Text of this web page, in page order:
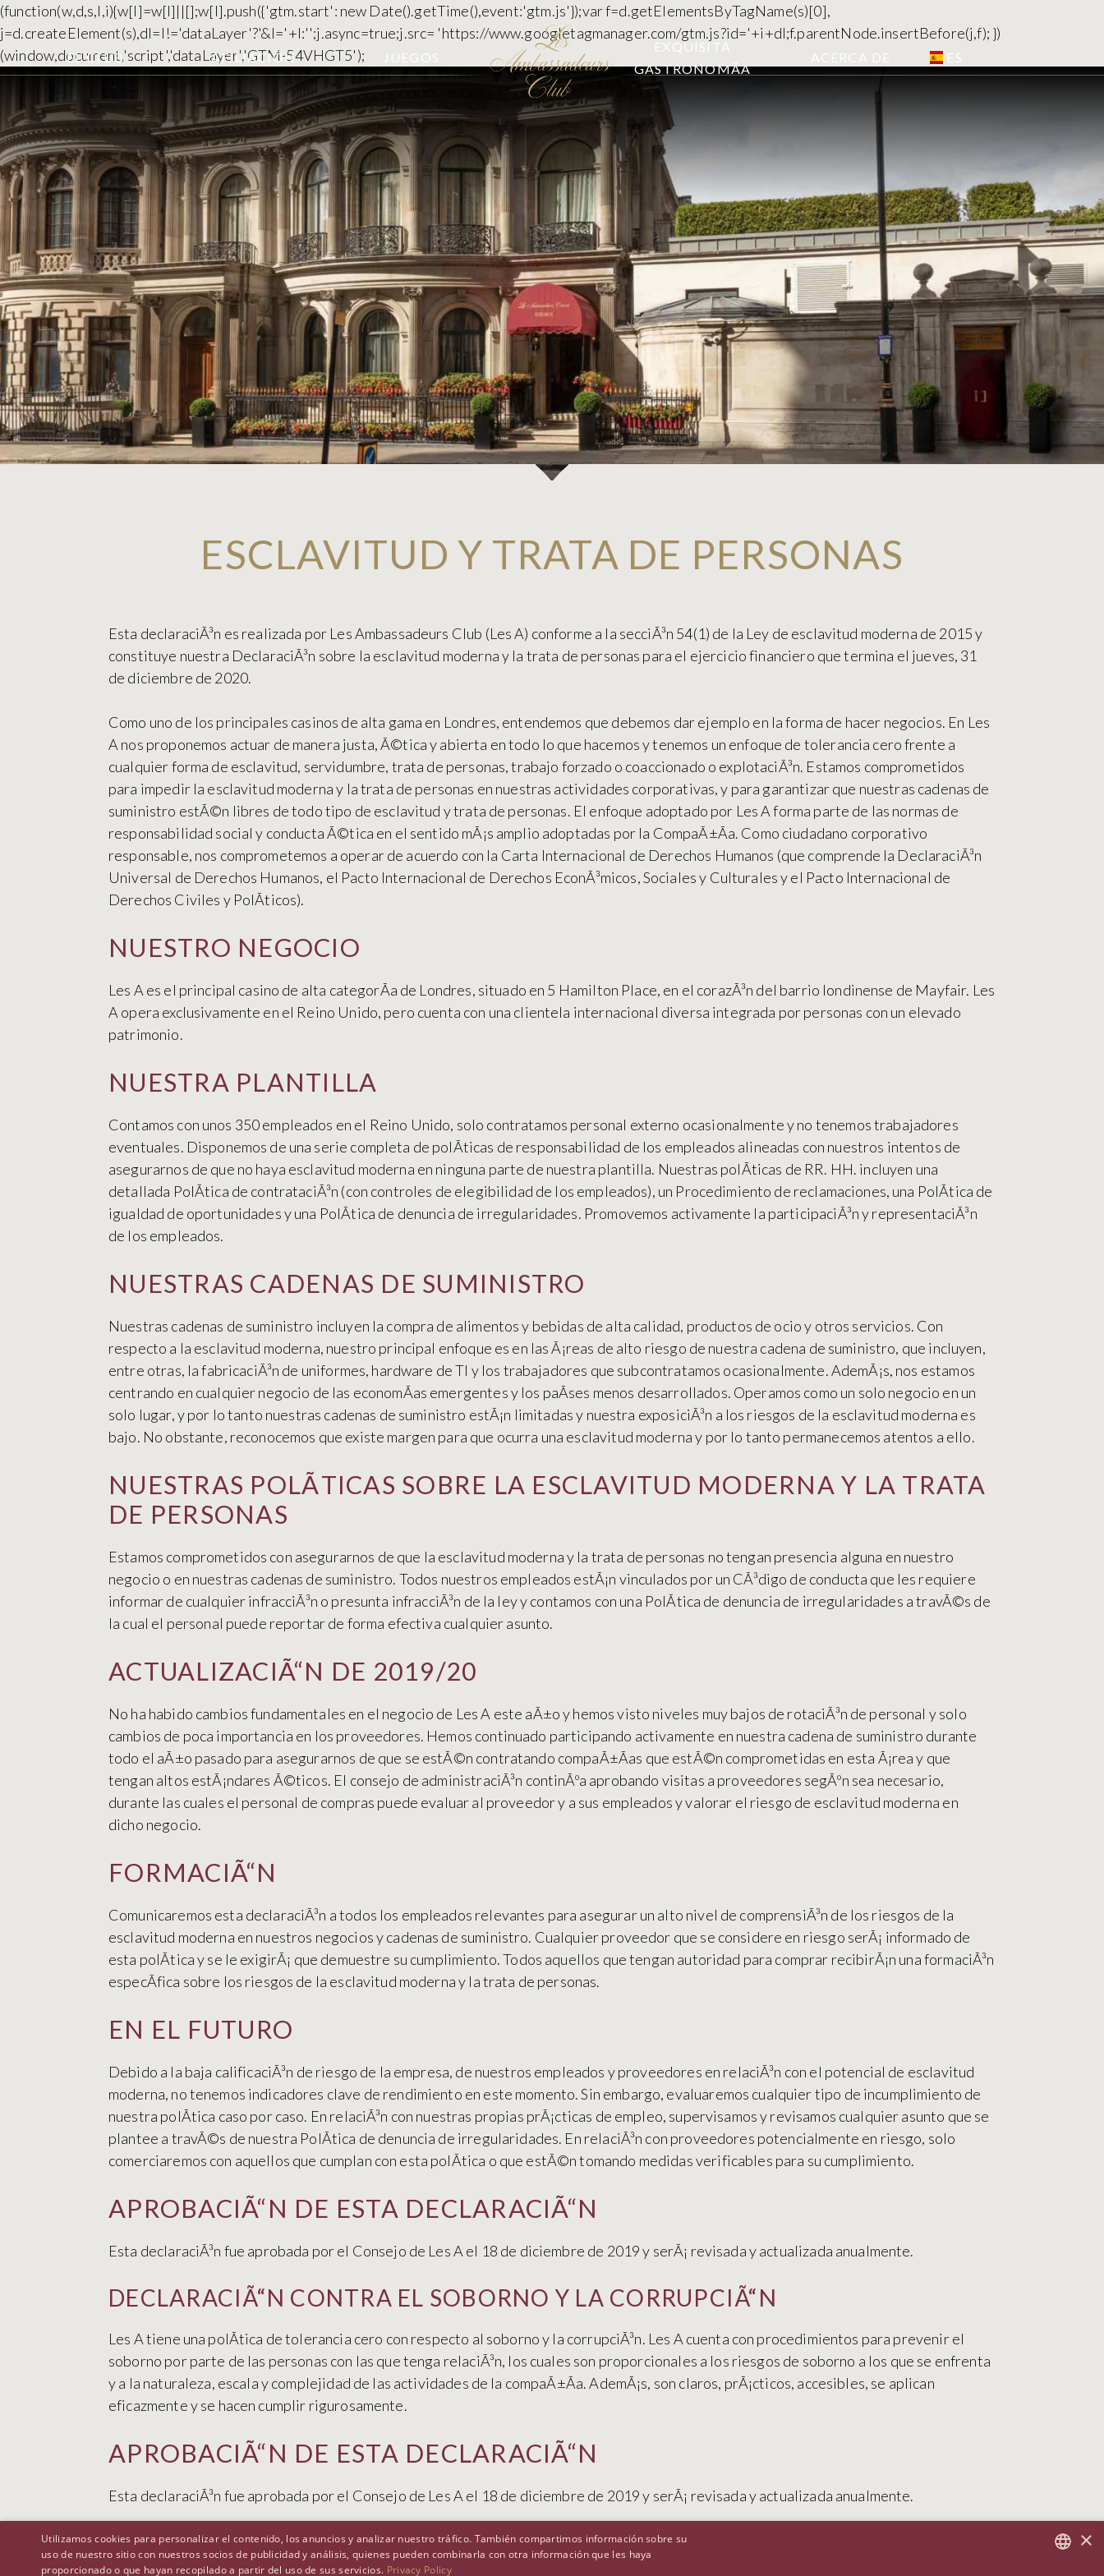
(function(w,d,s,l,i){w[l]=w[l]||[];w[l].push({'gtm.start': new Date().getTime(),event:'gtm.js'});var f=d.getElementsByTagName(s)[0],
j=d.createElement(s),dl=l!='dataLayer'?'&l='+l:'';j.async=true;j.src= 'https://www.googletagmanager.com/gtm.js?id='+i+dl;f.parentNode.insertBefore(j,f); })
(window,document,'script','dataLayer','GTM-54VHGT5');
EL CLUB AFILIACIÓN JUEGOS
EXQUISITA
GASTRONOMÃ­A
ACERCA DE ES
ESCLAVITUD Y TRATA DE PERSONAS
Esta declaraciÃ³n es realizada por Les Ambassadeurs Club (Les A) conforme a la secciÃ³n 54(1) de la Ley de esclavitud moderna de 2015 y
constituye nuestra DeclaraciÃ³n sobre la esclavitud moderna y la trata de personas para el ejercicio financiero que termina el jueves, 31
de diciembre de 2020.
Como uno de los principales casinos de alta gama en Londres, entendemos que debemos dar ejemplo en la forma de hacer negocios. En Les
A nos proponemos actuar de manera justa, Ã©tica y abierta en todo lo que hacemos y tenemos un enfoque de tolerancia cero frente a
cualquier forma de esclavitud, servidumbre, trata de personas, trabajo forzado o coaccionado o explotaciÃ³n. Estamos comprometidos
para impedir la esclavitud moderna y la trata de personas en nuestras actividades corporativas, y para garantizar que nuestras cadenas de
suministro estÃ©n libres de todo tipo de esclavitud y trata de personas. El enfoque adoptado por Les A forma parte de las normas de
responsabilidad social y conducta Ã©tica en el sentido mÃ¡s amplio adoptadas por la CompaÃ±Ã­a. Como ciudadano corporativo
responsable, nos comprometemos a operar de acuerdo con la Carta Internacional de Derechos Humanos (que comprende la DeclaraciÃ³n
Universal de Derechos Humanos, el Pacto Internacional de Derechos EconÃ³micos, Sociales y Culturales y el Pacto Internacional de
Derechos Civiles y PolÃ­ticos).
NUESTRO NEGOCIO
Les A es el principal casino de alta categorÃ­a de Londres, situado en 5 Hamilton Place, en el corazÃ³n del barrio londinense de Mayfair. Les
A opera exclusivamente en el Reino Unido, pero cuenta con una clientela internacional diversa integrada por personas con un elevado
patrimonio.
NUESTRA PLANTILLA
Contamos con unos 350 empleados en el Reino Unido, solo contratamos personal externo ocasionalmente y no tenemos trabajadores
eventuales. Disponemos de una serie completa de polÃ­ticas de responsabilidad de los empleados alineadas con nuestros intentos de
asegurarnos de que no haya esclavitud moderna en ninguna parte de nuestra plantilla. Nuestras polÃ­ticas de RR. HH. incluyen una
detallada PolÃ­tica de contrataciÃ³n (con controles de elegibilidad de los empleados), un Procedimiento de reclamaciones, una PolÃ­tica de
igualdad de oportunidades y una PolÃ­tica de denuncia de irregularidades. Promovemos activamente la participaciÃ³n y representaciÃ³n
de los empleados.
NUESTRAS CADENAS DE SUMINISTRO
Nuestras cadenas de suministro incluyen la compra de alimentos y bebidas de alta calidad, productos de ocio y otros servicios. Con
respecto a la esclavitud moderna, nuestro principal enfoque es en las Ã¡reas de alto riesgo de nuestra cadena de suministro, que incluyen,
entre otras, la fabricaciÃ³n de uniformes, hardware de TI y los trabajadores que subcontratamos ocasionalmente. AdemÃ¡s, nos estamos
centrando en cualquier negocio de las economÃ­as emergentes y los paÃ­ses menos desarrollados. Operamos como un solo negocio en un
solo lugar, y por lo tanto nuestras cadenas de suministro estÃ¡n limitadas y nuestra exposiciÃ³n a los riesgos de la esclavitud moderna es
bajo. No obstante, reconocemos que existe margen para que ocurra una esclavitud moderna y por lo tanto permanecemos atentos a ello.
NUESTRAS POLÃTICAS SOBRE LA ESCLAVITUD MODERNA Y LA TRATA
DE PERSONAS
Estamos comprometidos con asegurarnos de que la esclavitud moderna y la trata de personas no tengan presencia alguna en nuestro
negocio o en nuestras cadenas de suministro. Todos nuestros empleados estÃ¡n vinculados por un CÃ³digo de conducta que les requiere
informar de cualquier infracciÃ³n o presunta infracciÃ³n de la ley y contamos con una PolÃ­tica de denuncia de irregularidades a travÃ©s de
la cual el personal puede reportar de forma efectiva cualquier asunto.
ACTUALIZACIÃ“N DE 2019/20
No ha habido cambios fundamentales en el negocio de Les A este aÃ±o y hemos visto niveles muy bajos de rotaciÃ³n de personal y solo
cambios de poca importancia en los proveedores. Hemos continuado participando activamente en nuestra cadena de suministro durante
todo el aÃ±o pasado para asegurarnos de que se estÃ©n contratando compaÃ±Ã­as que estÃ©n comprometidas en esta Ã¡rea y que
tengan altos estÃ¡ndares Ã©ticos. El consejo de administraciÃ³n continÃºa aprobando visitas a proveedores segÃºn sea necesario,
durante las cuales el personal de compras puede evaluar al proveedor y a sus empleados y valorar el riesgo de esclavitud moderna en
dicho negocio.
FORMACIÃ“N
Comunicaremos esta declaraciÃ³n a todos los empleados relevantes para asegurar un alto nivel de comprensiÃ³n de los riesgos de la
esclavitud moderna en nuestros negocios y cadenas de suministro. Cualquier proveedor que se considere en riesgo serÃ¡ informado de
esta polÃ­tica y se le exigirÃ¡ que demuestre su cumplimiento. Todos aquellos que tengan autoridad para comprar recibirÃ¡n una formaciÃ³n
especÃ­fica sobre los riesgos de la esclavitud moderna y la trata de personas.
EN EL FUTURO
Debido a la baja calificaciÃ³n de riesgo de la empresa, de nuestros empleados y proveedores en relaciÃ³n con el potencial de esclavitud
moderna, no tenemos indicadores clave de rendimiento en este momento. Sin embargo, evaluaremos cualquier tipo de incumplimiento de
nuestra polÃ­tica caso por caso. En relaciÃ³n con nuestras propias prÃ¡cticas de empleo, supervisamos y revisamos cualquier asunto que se
plantee a travÃ©s de nuestra PolÃ­tica de denuncia de irregularidades. En relaciÃ³n con proveedores potencialmente en riesgo, solo
comerciaremos con aquellos que cumplan con esta polÃ­tica o que estÃ©n tomando medidas verificables para su cumplimiento.
APROBACIÃ“N DE ESTA DECLARACIÃ“N
Esta declaraciÃ³n fue aprobada por el Consejo de Les A el 18 de diciembre de 2019 y serÃ¡ revisada y actualizada anualmente.
DECLARACIÃ“N CONTRA EL SOBORNO Y LA CORRUPCIÃ“N
Les A tiene una polÃ­tica de tolerancia cero con respecto al soborno y la corrupciÃ³n. Les A cuenta con procedimientos para prevenir el
soborno por parte de las personas con las que tenga relaciÃ³n, los cuales son proporcionales a los riesgos de soborno a los que se enfrenta
y a la naturaleza, escala y complejidad de las actividades de la compaÃ±Ã­a. AdemÃ¡s, son claros, prÃ¡cticos, accesibles, se aplican
eficazmente y se hacen cumplir rigurosamente.
APROBACIÃ“N DE ESTA DECLARACIÃ“N
Esta declaraciÃ³n fue aprobada por el Consejo de Les A el 18 de diciembre de 2019 y serÃ¡ revisada y actualizada anualmente.
×
Utilizamos cookies para personalizar el contenido, los anuncios y analizar nuestro tráfico. También compartimos información sobre su
uso de nuestro sitio con nuestros socios de publicidad y análisis, quienes pueden combinarla con otra información que les haya
proporcionado o que hayan recopilado a partir del uso de sus servicios. Privacy Policy